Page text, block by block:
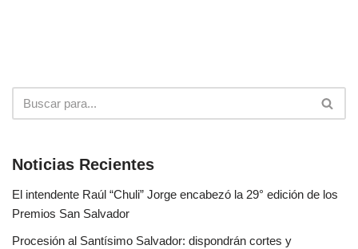
Noticias Recientes
El intendente Raúl “Chuli” Jorge encabezó la 29° edición de los
Premios San Salvador
Procesión al Santísimo Salvador: dispondrán cortes y